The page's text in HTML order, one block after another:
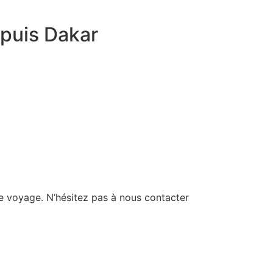
Dakar
N’hésitez pas à nous contacter